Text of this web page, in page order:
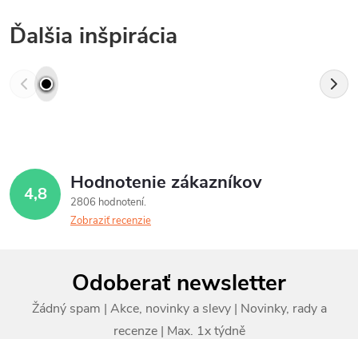
Ďalšia inšpirácia
4,8 Hodnotenie zákazníkov
2806 hodnotení
Zobraziť recenzie
Odoberať newsletter